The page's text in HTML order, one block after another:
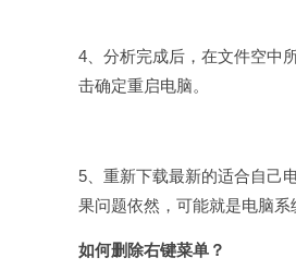
4、分析完成后，在文件空中
击确定重启电脑。
5、重新下载最新的适合自己
果问题依然，可能就是电脑系
如何删除右键菜单？